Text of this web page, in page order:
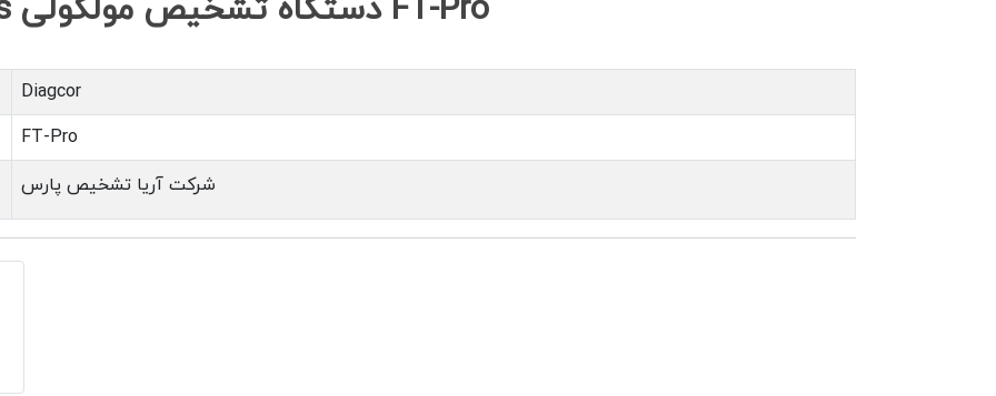
Technical Specifications دستگاه تشخیص مولکولی FT-Pro
Diagcor
FT-Pro
شرکت آریا تشخیص پارس